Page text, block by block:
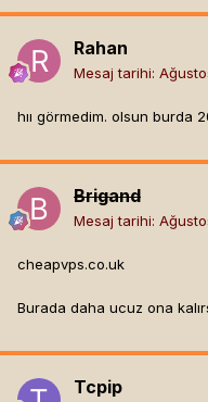
Rahan
Mesaj tarihi:
hıı görmedim. olsun burda
Brigand
Mesaj tarihi:
cheapvps.co.uk
Burada daha ucuz ona
Tcpip